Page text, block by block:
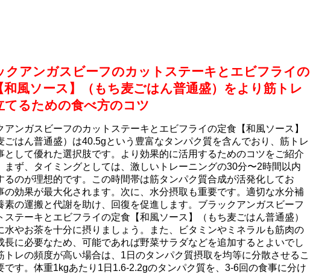
クアンガスビーフのカットステーキとエビフライの
和風ソース】（もち⻨ごはん普通盛）をより筋トレ
てるための食べ方のコツ
アンガスビーフのカットステーキとエビフライの定食【和風ソース】
ごはん普通盛）は40.5gという豊富なタンパク質を含んでおり、筋トレ
として優れた選択肢です。より効果的に活用するためのコツをご紹介
まず、タイミングとしては、激しいトレーニングの30分〜2時間以内
るのが理想的です。この時間帯は筋タンパク質合成が活発化してお
の効果が最大化されます。次に、水分摂取も重要です。適切な水分補
素の運搬と代謝を助け、回復を促進します。ブラックアンガスビーフ
ステーキとエビフライの定食【和風ソース】（もち⻨ごはん普通盛）
水やお茶を十分に摂りましょう。また、ビタミンやミネラルも筋肉の
長に必要なため、可能であれば野菜サラダなどを追加するとよいでし
トレの頻度が高い場合は、1日のタンパク質摂取を均等に分散させるこ
です。体重1kgあたり1日1.6-2.2gのタンパク質を、3-6回の食事に分け